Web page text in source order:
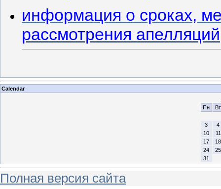
информация о сроках,
рассмотрения апелляций
Calendar
Пн
Вт
3
4
10
11
17
18
24
25
31
Полная версия сайта